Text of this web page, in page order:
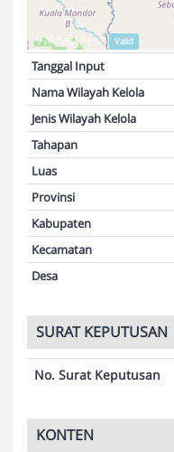
Validasi Peta: Valid
Tanggal Input
Nama Wilayah Kelola
Jenis Wilayah Kelola
Tahapan
Luas
Provinsi
Kabupaten
Kecamatan
Desa
SURAT KEPUTUSAN
No. Surat Keputusan
KONTEN